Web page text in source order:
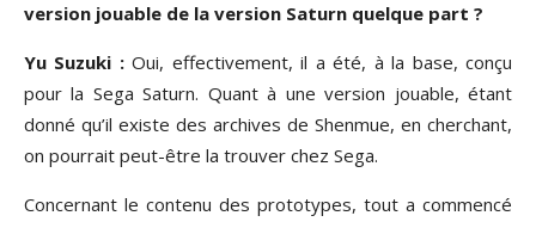
version jouable de la version Saturn quelque part ?
Yu Suzuki :Oui, effectivement, il a été, à la base, conçu
pour la Sega Saturn. Quant à une version jouable, étant
donné qu’il existe des archives de Shenmue, en cherchant,
on pourrait peut-être la trouver chez Sega.
Concernant le contenu des prototypes, tout a commencé